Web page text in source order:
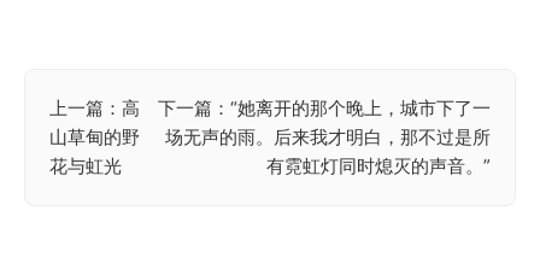
文
章
上一篇：高
山草甸的野
花与虹光
下一篇：“她离开的那个晚上，城市下了一
场无声的雨。后来我才明白，那不过是所
有霓虹灯同时熄灭的声音。”